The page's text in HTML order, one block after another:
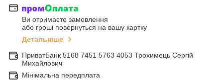
Ви отримаєте замовлення
або гроші повернуться на вашу картку
Детальніше
ПриватБанк 5168 7451 5763 4053 Трохимець Сергій
Михайлович
Мінімальна передплата